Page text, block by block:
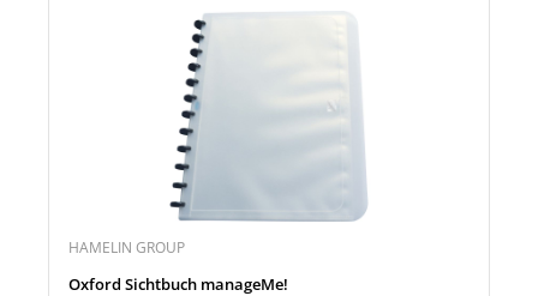
HAMELIN GROUP
Oxford Sichtbuch manageMe!